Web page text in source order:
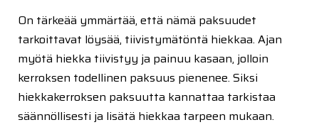
On tärkeää ymmärtää, että nämä paksuudet
tarkoittavat löysää, tiivistymätöntä hiekkaa. Ajan
myötä hiekka tiivistyy ja painuu kasaan, jolloin
kerroksen todellinen paksuus pienenee. Siksi
hiekkakerroksen paksuutta kannattaa tarkistaa
säännöllisesti ja lisätä hiekkaa tarpeen mukaan.